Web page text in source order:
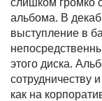
слишком громко
альбома. В
выступление в
этого диска.
сотрудничеству
как на